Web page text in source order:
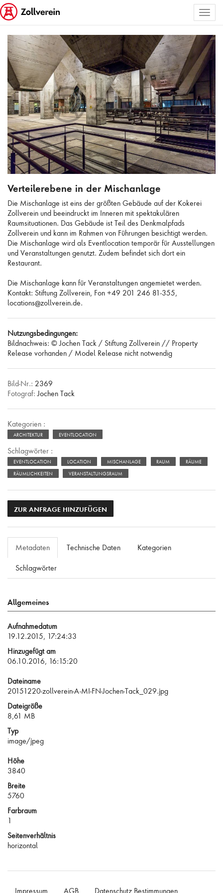
ALLE BILDER AUSWÄHLEN
Verteilerebene in der Mischanlage
Die Mischanlage ist eins der größten Gebäude auf der Kokerei
Zollverein und beeindruckt im Inneren mit spektakulären
Raumsituationen. Das Gebäude ist Teil des Denkmalpfads
Zollverein und kann im Rahmen von Führungen besichtigt werden.
Die Mischanlage wird als Eventlocation temporär für Ausstellungen
und Veranstaltungen genutzt. Zudem befindet sich dort ein
Restaurant.
Die Mischanlage kann für Veranstaltungen angemietet werden.
Kontakt: Stiftung Zollverein, Fon +49 201 246 81-355,
locations@zollverein.de.
Nutzungsbedingungen:
Bildnachweis: © Jochen Tack / Stiftung Zollverein // Property
Release vorhanden / Model Release nicht notwendig
Bild-Nr.: 2369
Fotograf: Jochen Tack
Kategorien :
ARCHITEKTUR EVENTLOCATION
Schlagwörter :
EVENTLOCATION LOCATION MISCHANLAGE RAUM RÄUME
RÄUMLICHKEITEN VERANSTALTUNGSRAUM
ZUR ANFRAGE HINZUFÜGEN
Metadaten Technische Daten Kategorien
Schlagwörter
Allgemeines
Aufnahmedatum
19.12.2015, 17:24:33
Hinzugefügt am
06.10.2016, 16:15:20
Dateiname
20151220-zollverein-A-MI-FN-Jochen-Tack_029.jpg
Dateigröße
8,61 MB
Typ
image/jpeg
Höhe
3840
Breite
5760
Farbraum
1
Seitenverhältnis
horizontal
Impressum AGB Datenschutz Bestimmungen